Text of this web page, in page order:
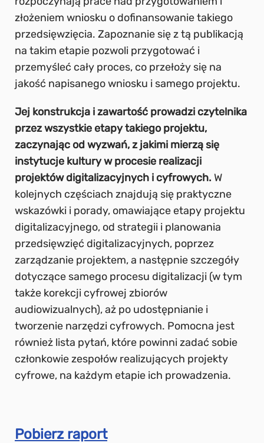
złożeniem wniosku o dofinansowanie takiego
przedsięwzięcia. Zapoznanie się z tą publikacją
na takim etapie pozwoli przygotować i
przemyśleć cały proces, co przełoży się na
jakość napisanego wniosku i samego projektu.
Jej konstrukcja i zawartość prowadzi czytelnika
przez wszystkie etapy takiego projektu,
zaczynając od wyzwań, z jakimi mierzą się
instytucje kultury w procesie realizacji
projektów digitalizacyjnych i cyfrowych. W
kolejnych częściach znajdują się praktyczne
wskazówki i porady, omawiające etapy projektu
digitalizacyjnego, od strategii i planowania
przedsięwzięć digitalizacyjnych, poprzez
zarządzanie projektem, a następnie szczegóły
dotyczące samego procesu digitalizacji (w tym
także korekcji cyfrowej zbiorów
audiowizualnych), aż po udostępnianie i
tworzenie narzędzi cyfrowych. Pomocna jest
również lista pytań, które powinni zadać sobie
członkowie zespołów realizujących projekty
cyfrowe, na każdym etapie ich prowadzenia.
Pobierz raport